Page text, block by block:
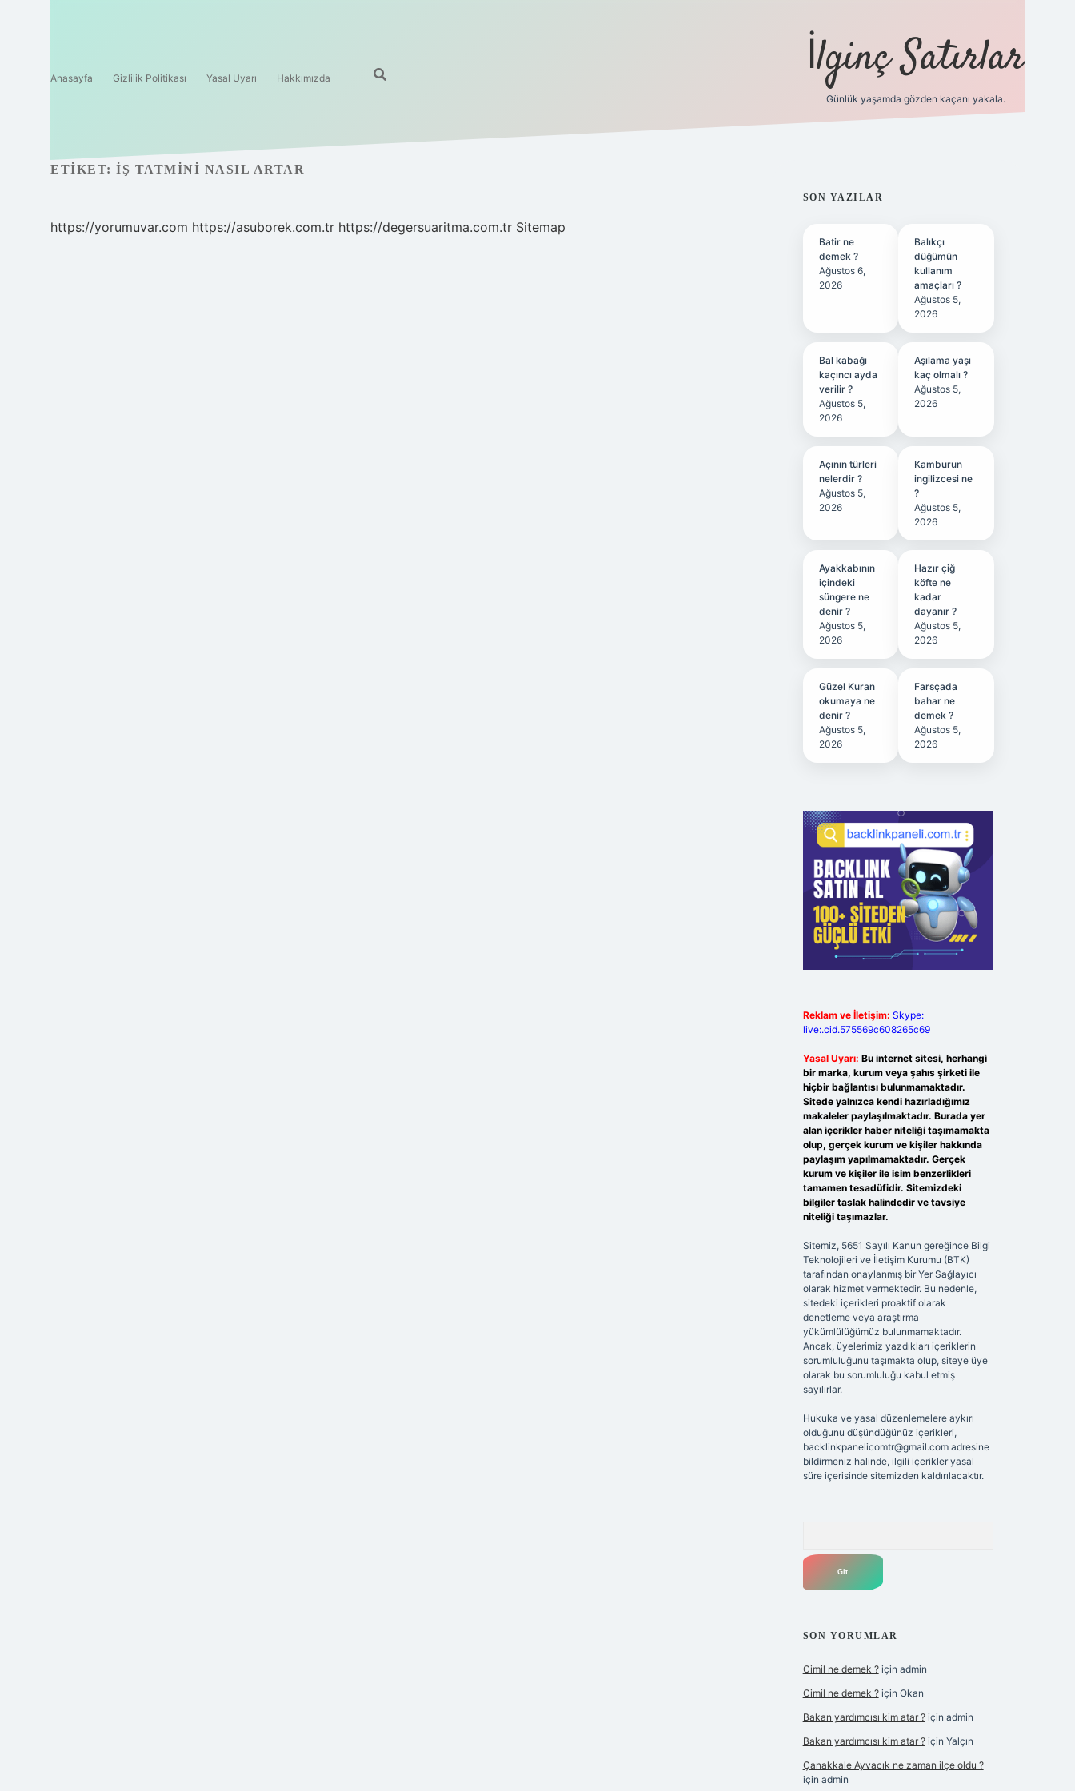
Anasayfa Gizlilik Politikası Yasal Uyarı Hakkımızda İlginç Satırlar
Günlük yaşamda gözden kaçanı yakala.
ETIKET: İŞ TATMINI NASIL ARTAR
https://yorumuvar.com https://asuborek.com.tr https://degersuaritma.com.tr Sitemap
SIDEBAR
SON YAZILAR
Batir ne
demek ?
Ağustos 6,
2026
Balıkçı
düğümün
kullanım
amaçları ?
Ağustos 5,
2026
Bal kabağı
kaçıncı ayda
verilir ?
Ağustos 5,
2026
Aşılama yaşı
kaç olmalı ?
Ağustos 5,
2026
Açının türleri
nelerdir ?
Ağustos 5,
2026
Kamburun
ingilizcesi ne
?
Ağustos 5,
2026
Ayakkabının
içindeki
süngere ne
denir ?
Ağustos 5,
2026
Hazır çiğ
köfte ne
kadar
dayanır ?
Ağustos 5,
2026
Güzel Kuran
okumaya ne
denir ?
Ağustos 5,
2026
Farsçada
bahar ne
demek ?
Ağustos 5,
2026
Reklam ve İletişim: Skype:
live:.cid.575569c608265c69
Yasal Uyarı: Bu internet sitesi, herhangi
bir marka, kurum veya şahıs şirketi ile
hiçbir bağlantısı bulunmamaktadır.
Sitede yalnızca kendi hazırladığımız
makaleler paylaşılmaktadır. Burada yer
alan içerikler haber niteliği taşımamakta
olup, gerçek kurum ve kişiler hakkında
paylaşım yapılmamaktadır. Gerçek
kurum ve kişiler ile isim benzerlikleri
tamamen tesadüfidir. Sitemizdeki
bilgiler taslak halindedir ve tavsiye
niteliği taşımazlar.
Sitemiz, 5651 Sayılı Kanun gereğince Bilgi
Teknolojileri ve İletişim Kurumu (BTK)
tarafından onaylanmış bir Yer Sağlayıcı
olarak hizmet vermektedir. Bu nedenle,
sitedeki içerikleri proaktif olarak
denetleme veya araştırma
yükümlülüğümüz bulunmamaktadır.
Ancak, üyelerimiz yazdıkları içeriklerin
sorumluluğunu taşımakta olup, siteye üye
olarak bu sorumluluğu kabul etmiş
sayılırlar.
Hukuka ve yasal düzenlemelere aykırı
olduğunu düşündüğünüz içerikleri,
backlinkpanelicomtr@gmail.comadresine
bildirmeniz halinde, ilgili içerikler yasal
süre içerisinde sitemizden kaldırılacaktır.
SON YORUMLAR
Cimil ne demek ?için admin
Cimil ne demek ?için Okan
Bakan yardımcısı kim atar ?için admin
Bakan yardımcısı kim atar ?için Yalçın
Çanakkale Ayvacık ne zaman ilçe oldu ?
için admin